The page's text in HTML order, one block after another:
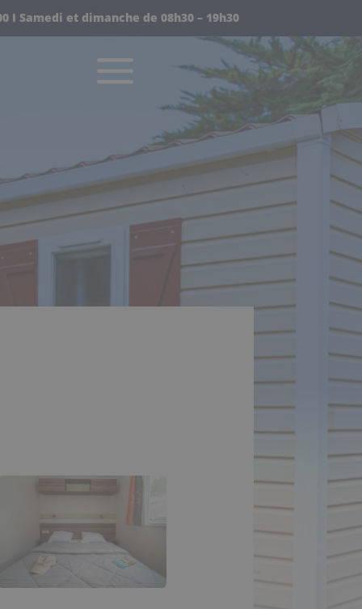
I Samedi et dimanche de 08h30 – 19h30
a